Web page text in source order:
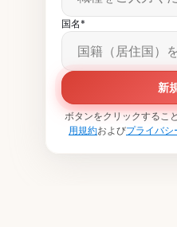
国名*
新
ボタンをクリックする
用規約およびプライバシ